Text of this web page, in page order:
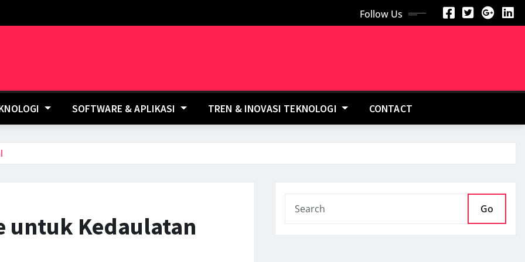
Follow Us
SOFTWARE & APLIKASI TREN & INOVASI TEKNOLOGI CONTACT
untuk Kedaulatan
Go